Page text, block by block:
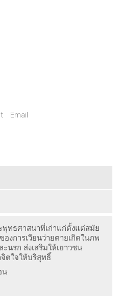
Email
ทธศาสนาที่เก่าแก่ตั้งแต่สมัย
องการเวียนว่ายตายเกิดในภพ
รก ส่งเสริมให้เยาวชน
ตใจให้บริสุทธิ์
น